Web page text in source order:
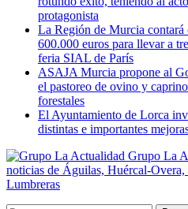
protagonista
La Región de Murcia contará
600.000 euros para llevar a
feria SIAL de París
ASAJA Murcia propone al
el pastoreo de ovino y
forestales
El Ayuntamiento de Lorca
distintas e importantes
Grupo La
noticias de Águilas, Huércal-
Lumbreras